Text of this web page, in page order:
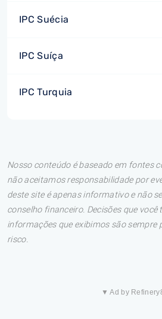
IPC Suécia
IPC Suíça
IPC Turquia
Nosso conteúdo é baseado em fontes
não aceitamos responsabilidade por
deste site é apenas informativo e não
conselho financeiro. Decisões que
informações que exibimos são sempre
risco.
▼ Ad by